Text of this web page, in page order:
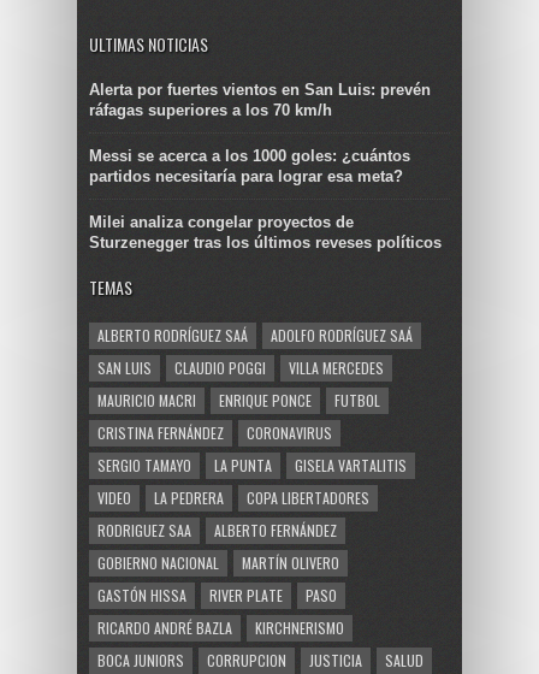
ULTIMAS NOTICIAS
Alerta por fuertes vientos en San Luis: prevén
ráfagas superiores a los 70 km/h
Messi se acerca a los 1000 goles: ¿cuántos
partidos necesitaría para lograr esa meta?
Milei analiza congelar proyectos de
Sturzenegger tras los últimos reveses políticos
TEMAS
ALBERTO RODRÍGUEZ SAÁ
ADOLFO RODRÍGUEZ SAÁ
SAN LUIS
CLAUDIO POGGI
VILLA MERCEDES
MAURICIO MACRI
ENRIQUE PONCE
FUTBOL
CRISTINA FERNÁNDEZ
CORONAVIRUS
SERGIO TAMAYO
LA PUNTA
GISELA VARTALITIS
VIDEO
LA PEDRERA
COPA LIBERTADORES
RODRIGUEZ SAA
ALBERTO FERNÁNDEZ
GOBIERNO NACIONAL
MARTÍN OLIVERO
GASTÓN HISSA
RIVER PLATE
PASO
RICARDO ANDRÉ BAZLA
KIRCHNERISMO
BOCA JUNIORS
CORRUPCION JUSTICIA SALUD